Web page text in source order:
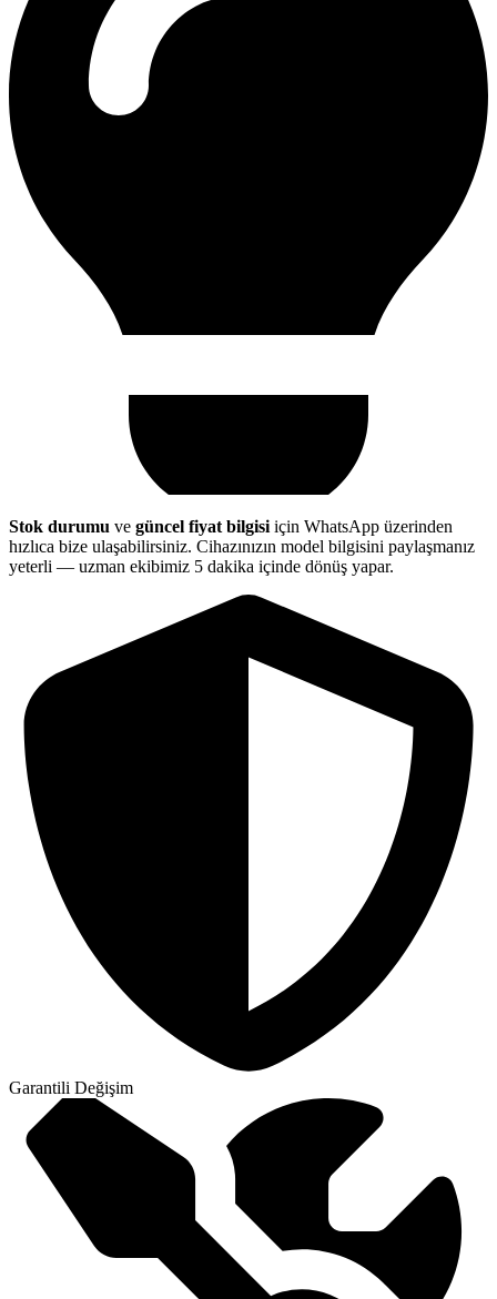
Stok durumu ve güncel fiyat bilgisi için WhatsApp üzerinden
hızlıca bize ulaşabilirsiniz. Cihazınızın model bilgisini paylaşmanız
yeterli — uzman ekibimiz 5 dakika içinde dönüş yapar.
Garantili Değişim